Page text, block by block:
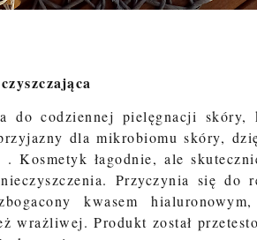
do codziennej pielęgnacji skóry,
dla mikrobiomu skóry,
łagodnie, ale
Przyczynia się do
kwasem
wrażliwej. Produkt został